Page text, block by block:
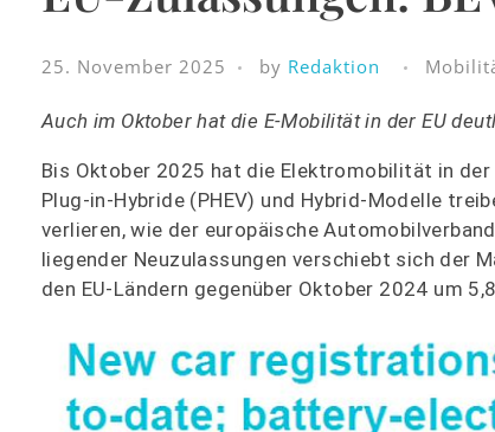
25. November 2025 by Redaktion
Auch im Oktober hat die E-Mobilität in der EU
Bis Oktober 2025 hat die Elektromobilität in
Plug-in-Hybride (PHEV) und Hybrid-Modelle
verlieren, wie der europäische
liegender Neuzulassungen verschiebt sich der
den EU-Ländern gegenüber Oktober 2024 um